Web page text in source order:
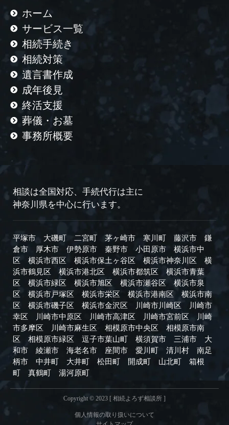
ホーム
サービス一覧
相続手続き
相続対策
遺言書作成
成年後見
終活支援
葬儀・お墓
事務所概要
相談は全国対応、手続代行は主に
神奈川県を中心に行います。
平塚市 大磯町 二宮町 茅ヶ崎市 寒川町 藤沢市
鎌
倉市
厚木市 伊勢原市 秦野市 小田原市
横浜市中
区
横浜市西区 横浜市保土ヶ谷区 横浜市神奈川区
横
浜市鶴見区
横浜市港北区 横浜市都筑区
横浜市青葉
区
横浜市緑区 横浜市旭区 横浜市瀬谷区
横浜市泉
区
横浜市戸塚区 横浜市栄区 横浜市港南区
横浜市南
区
横浜市磯子区 横浜市金沢区 川崎市川崎区
川崎市
幸区
川崎市中原区 川崎市高津区 川崎市宮前区
川崎
市多摩区
川崎市麻生区 相模原市中央区
相模原市南
区
相模原市緑区 逗子市葉山町 横須賀市 三浦市
大
和市
綾瀬市 海老名市 座間市 愛川町 清川村
南足
柄市
中井町 大井町 松田町 開成町 山北町
箱根
町
真鶴町 湯河原町
Copyright © 2023 [ 相続よろず相談所 ]
個人情報の取り扱いについて